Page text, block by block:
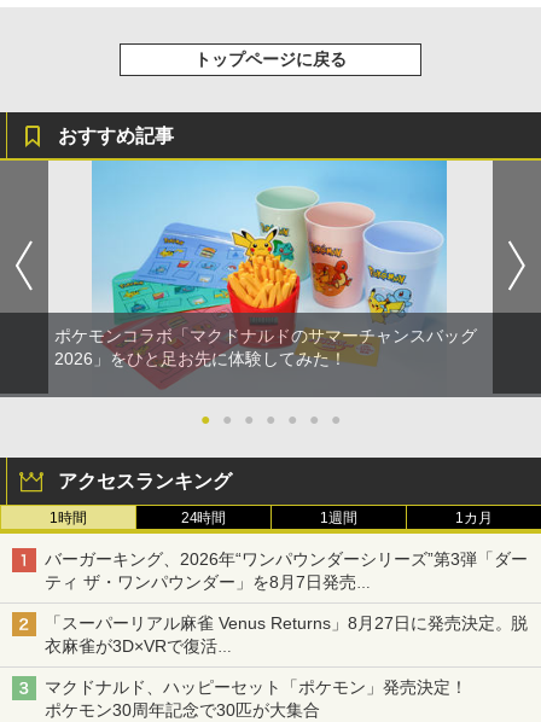
トップページに戻る
おすすめ記事
ポケモンコラボ「マクドナルドのサマーチャンスバッグ
2026」をひと足お先に体験してみた！
● ● ● ● ● ● ●
アクセスランキング
1時間 24時間 1週間 1カ月
バーガーキング、2026年“ワンパウンダーシリーズ”第3弾「ダー
ティ ザ・ワンパウンダー」を8月7日発売
「特製ガーリックマヨソース」を使用した超大型チーズバーガー
「スーパーリアル麻雀 Venus Returns」8月27日に発売決定。脱
衣麻雀が3D×VRで復活
発売から2週間は20%オフになるセールが実施
マクドナルド、ハッピーセット「ポケモン」発売決定！
ポケモン30周年記念で30匹が大集合